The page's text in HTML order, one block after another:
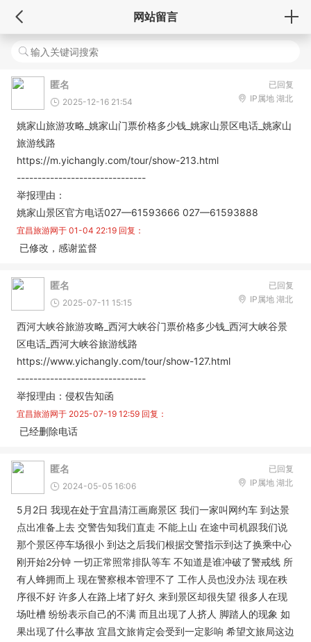
网站留言
已回复
匿名
2025-12-16 21:54 IP属地 湖北
姚家山旅游攻略_姚家山门票价格多少钱_姚家山景区电话_姚家山
旅游线路
https://m.yichangly.com/tour/show-213.html
-------------------------------
举报理由：
姚家山景区官方电话027—61593666 027—61593888
宜昌旅游网于 01-04 22:19 回复：
已修改，感谢监督
已回复
匿名
2025-07-11 15:15 IP属地 湖北
西河大峡谷旅游攻略_西河大峡谷门票价格多少钱_西河大峡谷景
区电话_西河大峡谷旅游线路
https://www.yichangly.com/tour/show-127.html
-------------------------------
举报理由：侵权告知函
宜昌旅游网于 2025-07-19 12:59 回复：
已经删除电话
已回复
匿名
2024-05-05 16:06 IP属地 湖北
5月2日 我现在处于宜昌清江画廊景区 我们一家叫网约车 到达景
点出准备上去 交警告知我们直走 不能上山 在途中司机跟我们说
那个景区停车场很小 到达之后我们根据交警指示到达了换乘中心
刚开始2分钟 一切正常照常排队等车 不知道是谁冲破了警戒线 所
有人蜂拥而上 现在警察根本管理不了 工作人员也没办法 现在秩
序很不好 许多人在路上堵了好久 来到景区却很失望 很多人在现
场吐槽 纷纷表示自己的不满 而且出现了人挤人 脚踏人的现象 如
果出现了什么事故 宜昌文旅肯定会受到一定影响 希望文旅局这边